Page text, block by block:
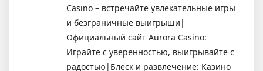
Casino – встречайте увлекательные игры
и безграничные выигрыши|
Официальный сайт Aurora Casino:
Играйте с уверенностью, выигрывайте с
радостью|Блеск и развлечение: Казино